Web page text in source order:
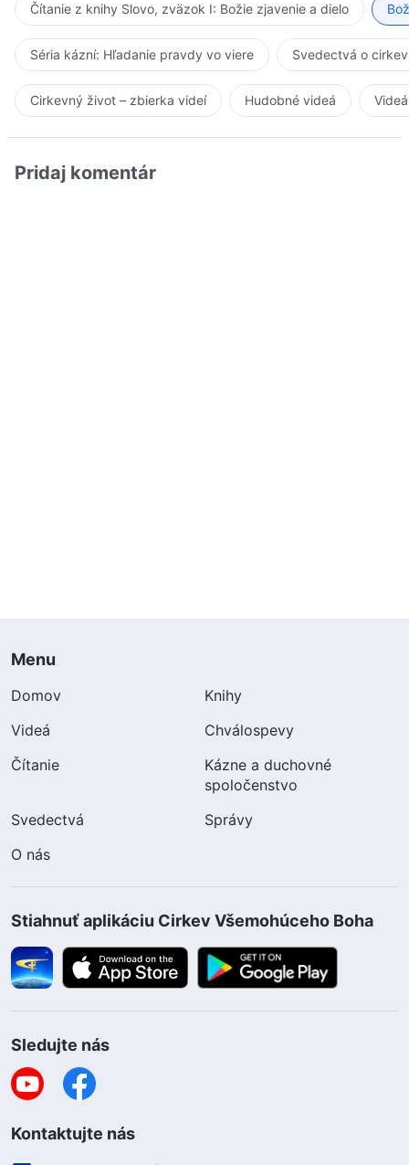
Čítanie z knihy Slovo, zväzok I: Božie zjavenie a dielo
Séria kázní: Hľadanie pravdy vo viere Svedectvá o
Cirkevný život – zbierka videí Hudobné videá
Pridaj komentár
Menu
Domov
Knihy
Videá
Chválospevy
Čítanie
Kázne a duchovné
spoločenstvo
Svedectvá
Správy
O nás
Stiahnuť aplikáciu Cirkev Všemohúceho Boha
Sledujte nás
Kontaktujte nás